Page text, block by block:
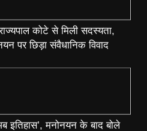
कोटे से मिली सदस्यता,
पर छिड़ा संवैधानिक विवाद
इतिहास’, मनोनयन के बाद बोले